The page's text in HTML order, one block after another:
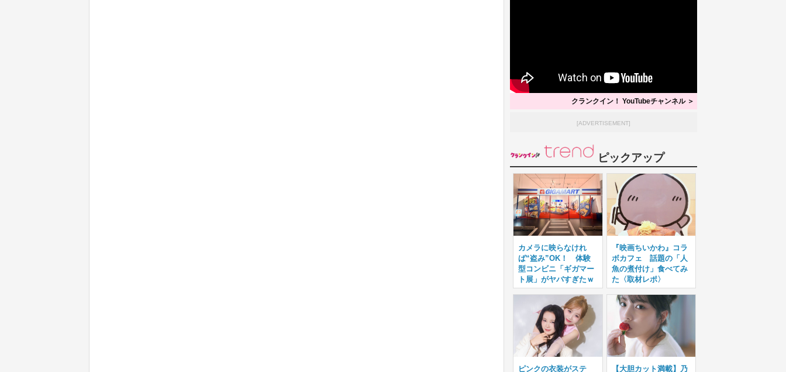
クランクイン！ YouTubeチャンネル ＞
[ADVERTISEMENT]
ピックアップ
カメラに映らなけれ
ば“盗み”OK！ 体験
型コンビニ「ギガマー
ト展」がヤバすぎたｗ
『映画ちいかわ』コラ
ボカフェ 話題の「人
魚の煮付け」食べてみ
た〈取材レポ〉
ピンクの衣装がステ 【大胆カット満載】乃